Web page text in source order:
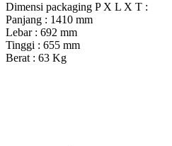
Dimensi packaging P X L X T :
Panjang : 1410 mm
Lebar : 692 mm
Tinggi : 655 mm
Berat : 63 Kg